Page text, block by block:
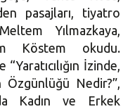
pasajları, tiyatro
Yılmazkaya,
Köstem okudu.
İzinde,
Özgünlüğü Nedir?”,
Kadın ve Erkek